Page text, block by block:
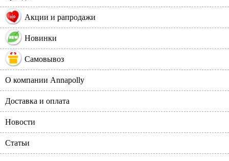
% Акции и рапродажи
Новинки
Самовывоз
О компании Annapolly
Доставка и оплата
Новости
Статьи